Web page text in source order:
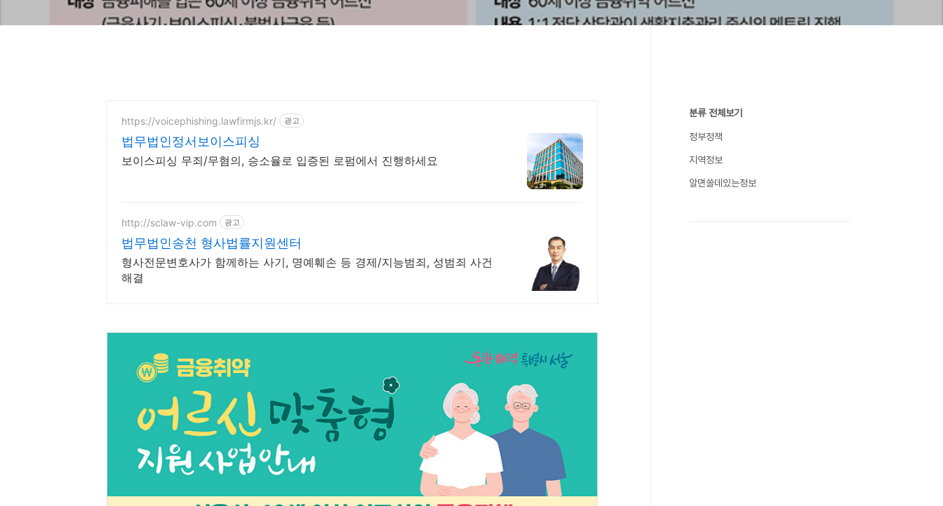
https://voicephishing.lawfirmjs.kr/ 광고
법무법인정서보이스피싱
보이스피싱 무죄/무혐의, 승소율로 입증된 로펌에서 진행하세요
http://sclaw-vip.com 광고
법무법인송천 형사법률지원센터
형사전문변호사가 함께하는 사기, 명예훼손 등 경제/지능범죄, 성범죄 사건
해결
분류 전체보기
정부정책
지역정보
알면쓸데있는정보